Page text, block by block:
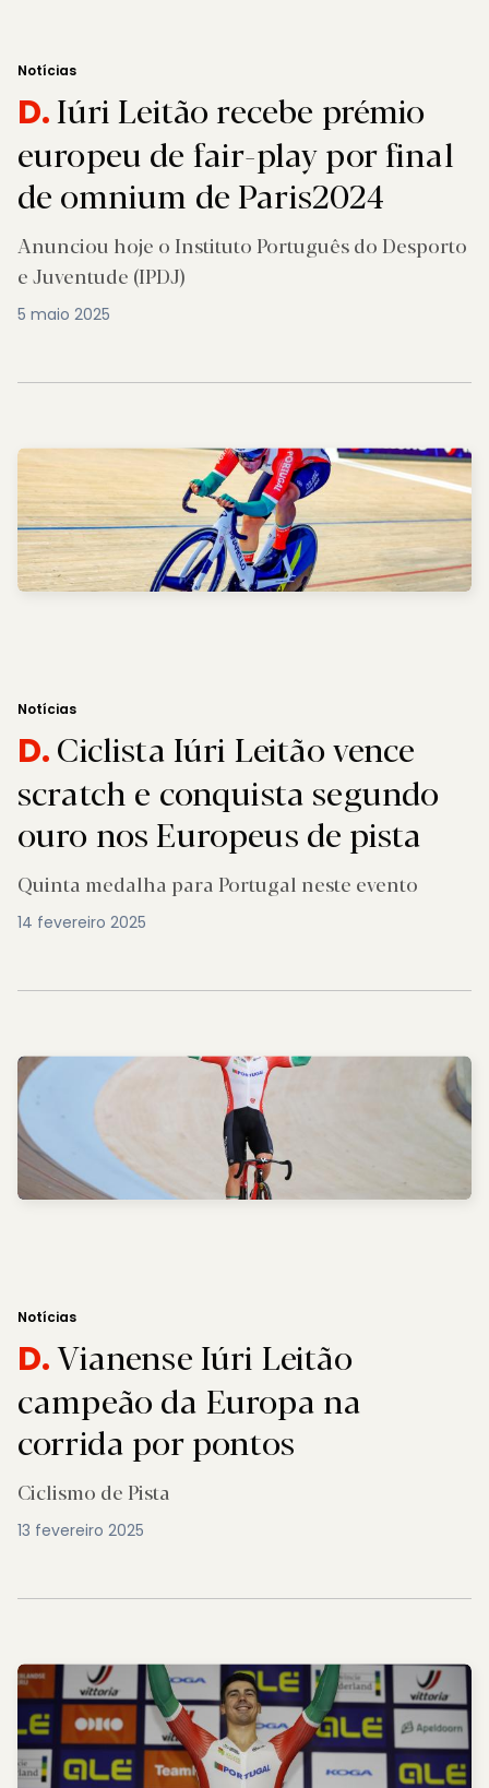
Notícias
D.Iúri Leitão recebe prémio
europeu de fair-play por final
de omnium de Paris2024
Anunciou hoje o Instituto Português do Desporto
e Juventude (IPDJ)
5 maio 2025
Notícias
D.Ciclista Iúri Leitão vence
scratch e conquista segundo
ouro nos Europeus de pista
Quinta medalha para Portugal neste evento
14 fevereiro 2025
Notícias
D.Vianense Iúri Leitão
campeão da Europa na
corrida por pontos
Ciclismo de Pista
13 fevereiro 2025